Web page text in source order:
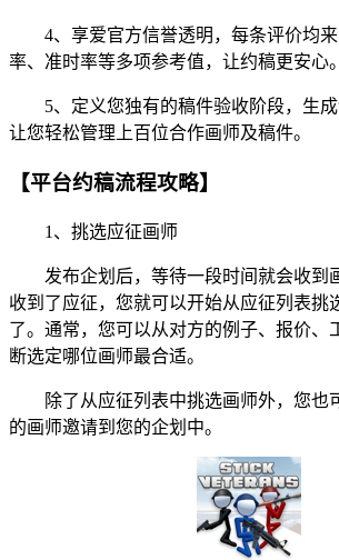
4、享爱官方信誉透明，每条评价均来
率、准时率等多项参考值，让约稿更安心。
5、定义您独有的稿件验收阶段，生成
让您轻松管理上百位合作画师及稿件。
【平台约稿流程攻略】
1、挑选应征画师
发布企划后，等待一段时间就会收到
收到了应征，您就可以开始从应征列表挑
了。通常，您可以从对方的例子、报价、
断选定哪位画师最合适。
除了从应征列表中挑选画师外，您也
的画师邀请到您的企划中。